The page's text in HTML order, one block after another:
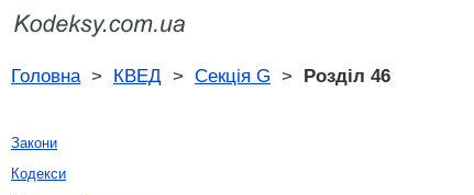
Головна> КВЕД > Секція G > Розділ 46
Закони
Кодекси